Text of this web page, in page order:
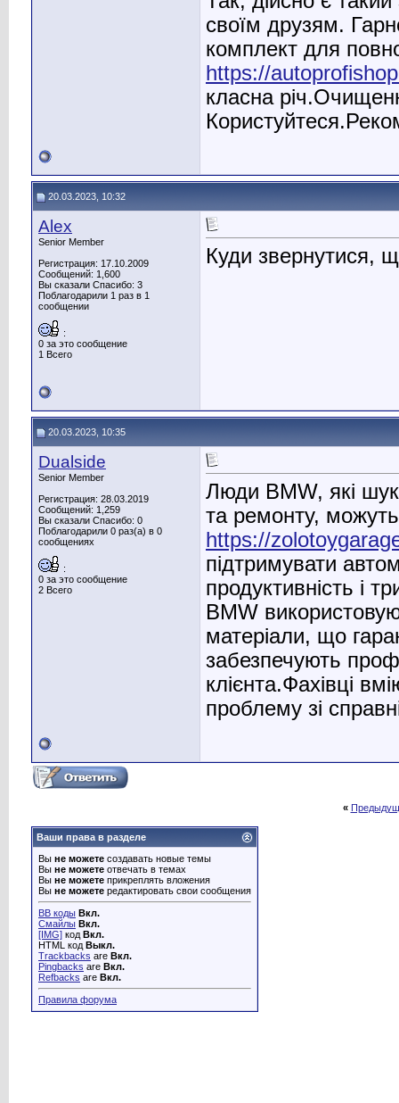
своїм друзям.
комплект для
https://
класна
20.03.2023, 10:32
Alex
Senior Member
Регистрация: 17.10.2009
Сообщений: 1,600
Вы сказали Спасибо: 3
Поблагодарили 1 раз в 1
сообщении
:
0 за это сообщение
1 Всего
Куди звернутися,
20.03.2023, 10:35
Dualside
Senior Member
Регистрация: 28.03.2019
Сообщений: 1,259
Вы сказали Спасибо: 0
Поблагодарили 0 раз(а) в 0
сообщениях
:
0 за это сообщение
2 Всего
Люди BMW, які
та ремонту,
https://
підтримувати
продуктивність і
BMW
матеріали, що
забезпечують
клієнта.Фахівці
проблему зі
«
Ваши права в разделе
Вы не можете создавать новые темы
Вы не можете отвечать в темах
Вы не можете прикреплять вложения
Вы не можете редактировать свои сообщения
BB коды Вкл.
Смайлы Вкл.
[IMG] код Вкл.
HTML код Выкл.
Trackbacks are Вкл.
Pingbacks are Вкл.
Refbacks are Вкл.
Правила форума